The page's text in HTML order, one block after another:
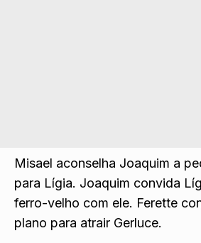
Misael aconselha Joaquim a
para Lígia. Joaquim convida
ferro-velho com ele. Ferette
plano para atrair Gerluce.